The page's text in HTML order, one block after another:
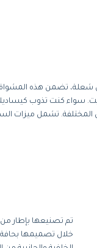
شعلة، تضمن هذه المشواة
550 درجة فهرنهايت. سواء كنت
المختلفة. تشمل ميزات
تم تصنيعها بإطار من
خلال تصميمها بحافة